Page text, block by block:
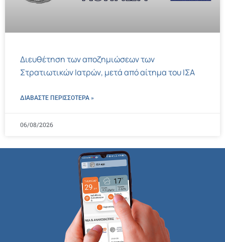
Διευθέτηση των αποζημιώσεων των
Στρατιωτικών Ιατρών, μετά από αίτημα του ΙΣΑ
ΔΙΑΒΑΣΤΕ ΠΕΡΙΣΣΌΤΕΡΑ »
06/08/2026